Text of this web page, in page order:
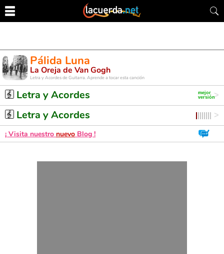
Pálida Luna
La Oreja de Van Gogh
Letra y Acordes de Guitarra. Aprende a tocar esta canción
Letra y Acordes
Letra y Acordes
¡ Visita nuestro nuevo Blog !